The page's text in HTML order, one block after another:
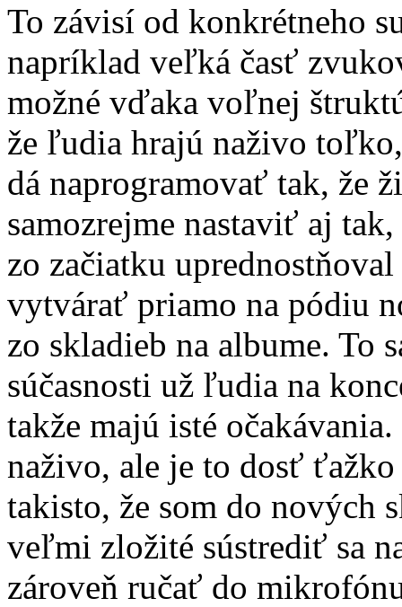
To závisí od konkrétneho
napríklad veľká časť
možné vďaka voľnej
že ľudia hrajú naživo
dá naprogramovať tak, že
samozrejme nastaviť aj
zo začiatku
vytvárať priamo na pódiu
zo skladieb na albume. To
súčasnosti už ľudia na
takže majú isté
naživo, ale je to dosť
takisto, že som do nových
veľmi zložité sústrediť sa
zároveň ručať do